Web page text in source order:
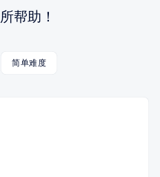
帮助！
简单难度